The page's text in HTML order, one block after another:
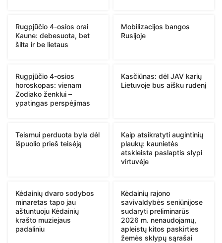
Rugpjūčio 4-osios orai
Kaune: debesuota, bet
šilta ir be lietaus
Mobilizacijos bangos
Rusijoje
Rugpjūčio 4-osios
horoskopas: vienam
Zodiako ženklui –
ypatingas perspėjimas
Kasčiūnas: dėl JAV karių
Lietuvoje bus aišku rudenį
Teismui perduota byla dėl
išpuolio prieš teisėją
Kaip atsikratyti augintinių
plaukų: kaunietės
atskleista paslaptis slypi
virtuvėje
Kėdainių dvaro sodybos
minaretas tapo jau
aštuntuoju Kėdainių
krašto muziejaus
padaliniu
Kėdainių rajono
savivaldybės seniūnijose
sudaryti preliminarūs
2026 m. nenaudojamų,
apleistų kitos paskirties
žemės sklypų sąrašai